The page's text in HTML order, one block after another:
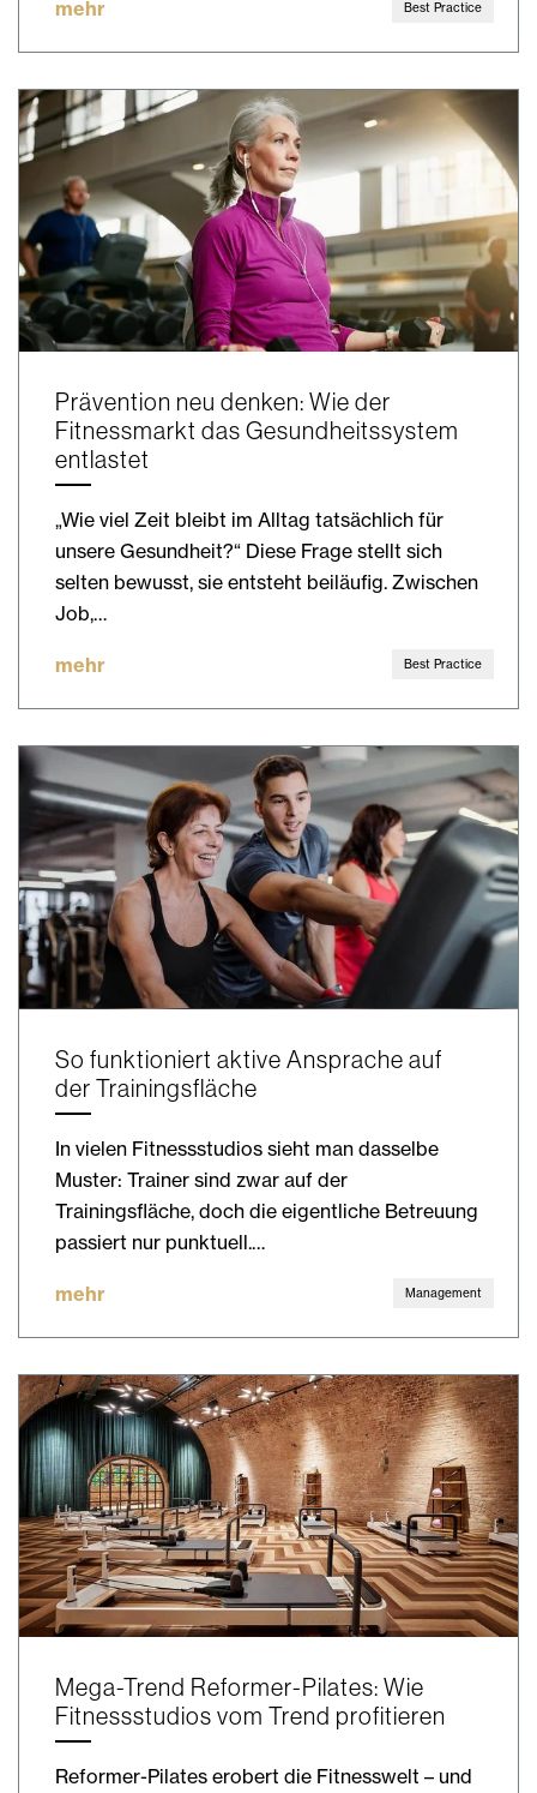
mehr Best Practice
Prävention neu denken: Wie der
Fitnessmarkt das Gesundheitssystem
entlastet
„Wie viel Zeit bleibt im Alltag tatsächlich für
unsere Gesundheit?“ Diese Frage stellt sich
selten bewusst, sie entsteht beiläufig. Zwischen
Job,…
mehr Best Practice
So funktioniert aktive Ansprache auf
der Trainingsfläche
In vielen Fitnessstudios sieht man dasselbe
Muster: Trainer sind zwar auf der
Trainingsfläche, doch die eigentliche Betreuung
passiert nur punktuell.…
mehr Management
Mega-Trend Reformer-Pilates: Wie
Fitnessstudios vom Trend profitieren
Reformer-Pilates erobert die Fitnesswelt – und